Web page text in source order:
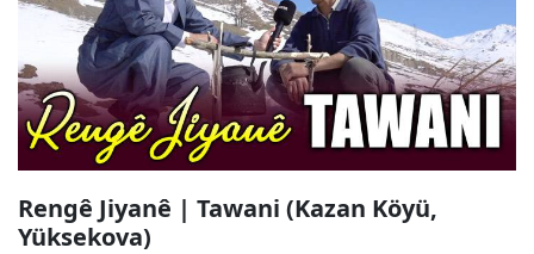
Rengê Jiyanê | Tawani (Kazan Köyü,
Yüksekova)